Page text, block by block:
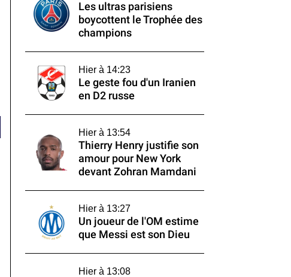
Les ultras parisiens
boycottent le Trophée des
champions
Hier à 14:23
Le geste fou d'un Iranien
en D2 russe
Hier à 13:54
Thierry Henry justifie son
amour pour New York
devant Zohran Mamdani
Hier à 13:27
Un joueur de l'OM estime
que Messi est son Dieu
Hier à 13:08